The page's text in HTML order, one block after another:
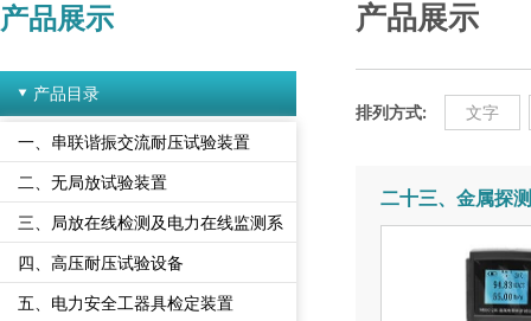
产品展示
产品目录
一、串联谐振交流耐压试验装置
二、无局放试验装置
三、局放在线检测及电力在线监测系
四、高压耐压试验设备
五、电力安全工器具检定装置
产品展示
排列方式: 文字
二十三、金属探